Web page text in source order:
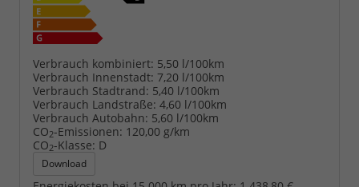
Verbrauch kombiniert: 5,50 l/100km
Verbrauch Innenstadt: 7,20 l/100km
Verbrauch Stadtrand: 5,40 l/100km
Verbrauch Landstraße: 4,60 l/100km
Verbrauch Autobahn: 5,60 l/100km
CO2-Emissionen: 120,00 g/km
CO2-Klasse: D
Download